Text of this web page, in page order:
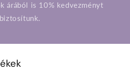
árából is 10% kedvezményt
biztosítunk.